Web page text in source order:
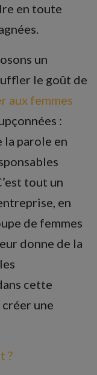
en toute
un
le goût de
aux femmes
:
la parole en
tout un
en
de femmes
donne de la
cette
une
?